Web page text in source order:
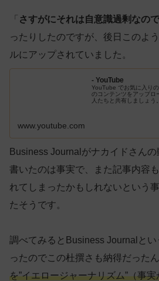
「 さすがにそれは自意識過剰なの
ったりしたのですが、後日このよ
ルにアップされていました。
- YouTube
YouTube でお気に入り
のコンテンツをアップロ
人たちと共有しましょう。
www.youtube.com
Business Journalがナカイドさん
書いたのは事実で、また記事内容
れてしまったかもしれないという
たそうです。
調べてみるとBusiness Journalと
ったのでこの杜撰さも納得だったん
を”イエロージャーナリズム”（事